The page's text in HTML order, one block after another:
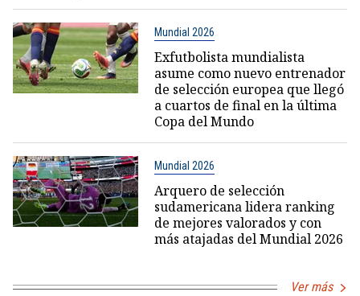
Mundial 2026
Exfutbolista mundialista
asume como nuevo entrenador
de selección europea que llegó
a cuartos de final en la última
Copa del Mundo
Mundial 2026
Arquero de selección
sudamericana lidera ranking
de mejores valorados y con
más atajadas del Mundial 2026
Ver más